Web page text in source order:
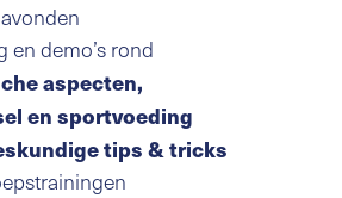
en demo’s rond
aspecten,
en sportvoeding
tips & tricks